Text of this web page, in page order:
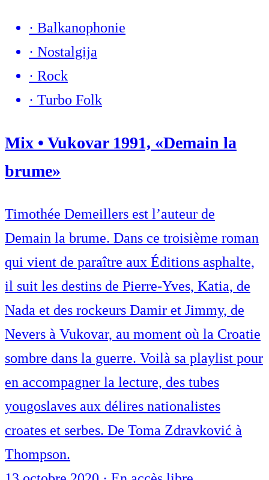
· Balkanophonie
· Nostalgija
· Rock
· Turbo Folk
Mix • Vukovar 1991, «Demain la
brume»
Timothée Demeillers est l’auteur de
Demain la brume. Dans ce troisième roman
qui vient de paraître aux Éditions asphalte,
il suit les destins de Pierre-Yves, Katia, de
Nada et des rockeurs Damir et Jimmy, de
Nevers à Vukovar, au moment où la Croatie
sombre dans la guerre. Voilà sa playlist pour
en accompagner la lecture, des tubes
yougoslaves aux délires nationalistes
croates et serbes. De Toma Zdravković à
Thompson.